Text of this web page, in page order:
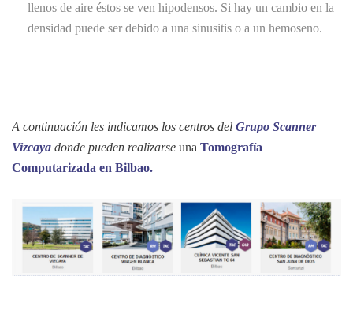
llenos de aire éstos se ven hipodensos. Si hay un cambio en la
densidad puede ser debido a una sinusitis o a un hemoseno.
A continuación les indicamos los centros del Grupo Scanner
Vizcaya donde pueden realizarse una Tomografía
Computarizada en Bilbao.